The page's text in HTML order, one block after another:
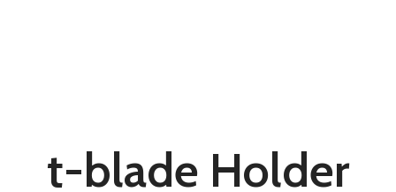
t-blade Holder